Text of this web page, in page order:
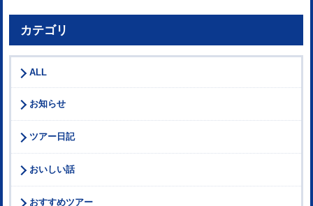
カテゴリ
ALL
お知らせ
ツアー日記
おいしい話
おすすめツアー